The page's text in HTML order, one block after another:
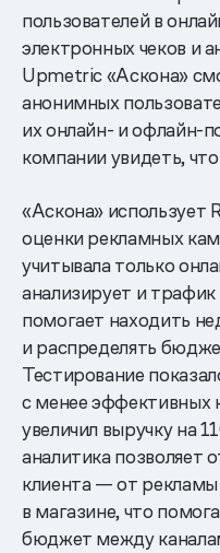
пользователей в
электронных чеков и
Upmetric «Аскона»
анонимных
их онлайн- и офлайн-
компании увидеть,
«Аскона» использует
оценки рекламных
учитывала только
анализирует и
помогает находить
и распределять
Тестирование
с менее эффективных
увеличил выручку на
аналитика позволяет
клиента — от рекламы
в магазине, что
бюджет между